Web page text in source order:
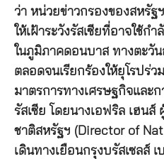
ว่า หน่วยข่าวกรองของสหรัฐ
ให้เฝ้าระวังรัสเซียที่อาจใช้ก
ในภูมิภาคดอนบาส ทางตะวั
ตลอดจนเรียกร้องให้ยุโรปร่
มาตรการทางเศรษฐกิจและ
รัสเซีย โดยนางเอฟริล เฮนส์
ชาติสหรัฐฯ (Director of
เดินทางเยือนกรุงบรัสเซลส์